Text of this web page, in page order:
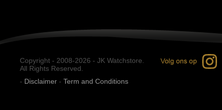
Copyright - 2008-2026 - JK Watchstore.
All Rights Reserved.
- Disclaimer - Term and Conditions